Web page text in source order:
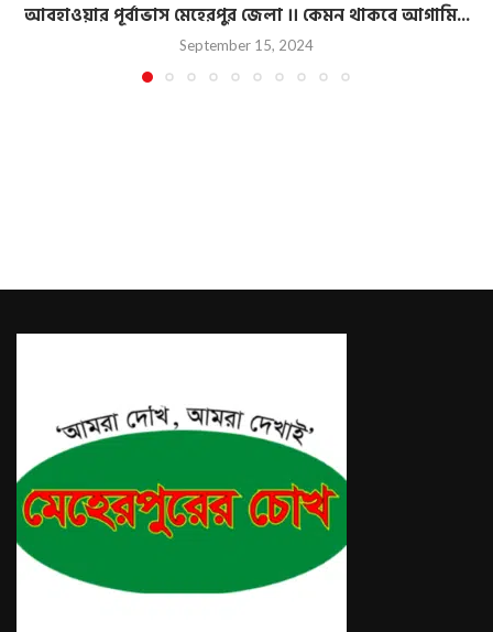
আবহাওয়ার পূর্বাভাস মেহেরপুর জেলা ।। কেমন থাকবে আগামি...
September 15, 2024